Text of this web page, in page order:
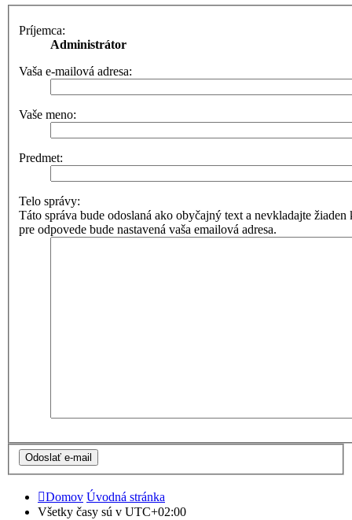
Príjemca:
Administrátor
Vaša e-mailová adresa:
Vaše meno:
Predmet:
Telo správy:
Táto správa bude odoslaná ako obyčajný text a nevkladajte
pre odpovede bude nastavená vaša emailová adresa.
Domov Úvodná stránka
Všetky časy sú v UTC+02:00